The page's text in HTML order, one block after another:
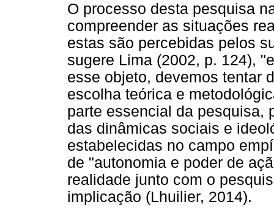
O processo desta pesquisa
compreender as situações
estas são percebidas pelos
sugere Lima (2002, p. 124),
esse objeto, devemos tentar
escolha teórica e
parte essencial da pesquisa,
das dinâmicas sociais e
estabelecidas no campo
de "autonomia e poder de
realidade junto com o
implicação (Lhuilier, 2014).